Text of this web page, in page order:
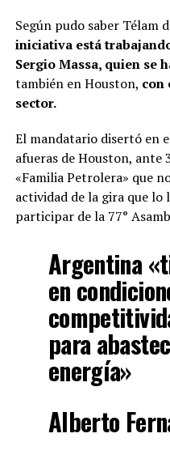
Según pudo saber Télam
iniciativa está
Sergio Massa, quien se
también en Houston, con
sector.
El mandatario disertó en
afueras de Houston, ante
«Familia Petrolera» que
actividad de la gira que lo
participar de la 77°
Argentina
en
para
energía»
Alberto